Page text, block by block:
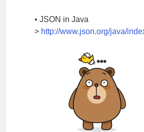
• JSON in Java
> http://www.json.org/java/